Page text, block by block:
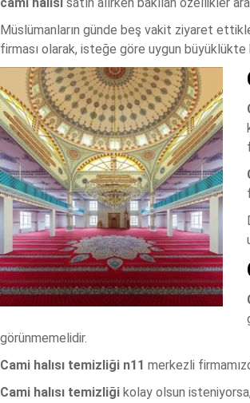
Müslümanların günde beş vakit ziyaret
firması olarak, isteğe göre uygun büyüklükte
görünmemelidir.
Cami halısı temizliği n11 merkezli
Cami halısı temizliği kolay olsun